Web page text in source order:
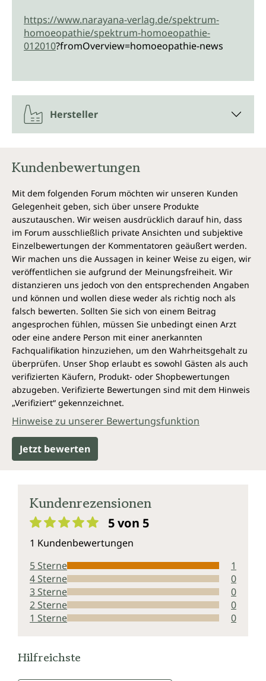
https://www.narayana-verlag.de/spektrum-
homoeopathie/spektrum-homoeopathie-
012010?fromOverview=homoeopathie-news
Hersteller
Kundenbewertungen
Mit dem folgenden Forum möchten wir unseren Kunden
Gelegenheit geben, sich über unsere Produkte
auszutauschen. Wir weisen ausdrücklich darauf hin, dass
im Forum ausschließlich private Ansichten und subjektive
Einzelbewertungen der Kommentatoren geäußert werden.
Wir machen uns die Aussagen in keiner Weise zu eigen, wir
veröffentlichen sie aufgrund der Meinungsfreiheit. Wir
distanzieren uns jedoch von den entsprechenden Angaben
und können und wollen diese weder als richtig noch als
falsch bewerten. Sollten Sie sich von einem Beitrag
angesprochen fühlen, müssen Sie unbedingt einen Arzt
oder eine andere Person mit einer anerkannten
Fachqualifikation hinzuziehen, um den Wahrheitsgehalt zu
überprüfen. Unser Shop erlaubt es sowohl Gästen als auch
verifizierten Käufern, Produkt- oder Shopbewertungen
abzugeben. Verifizierte Bewertungen sind mit dem Hinweis
„Verifiziert“ gekennzeichnet.
Hinweise zu unserer Bewertungsfunktion
Jetzt bewerten
Kundenrezensionen
5 von 5
1 Kundenbewertungen
5 Sterne
1
4 Sterne
0
3 Sterne
0
2 Sterne
0
1 Sterne
0
Hilfreichste